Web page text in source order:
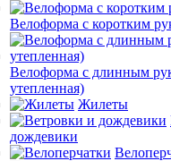
Велоформа с коротким
Велоформа с длинным
утепленная)
Жилеты
дождевики